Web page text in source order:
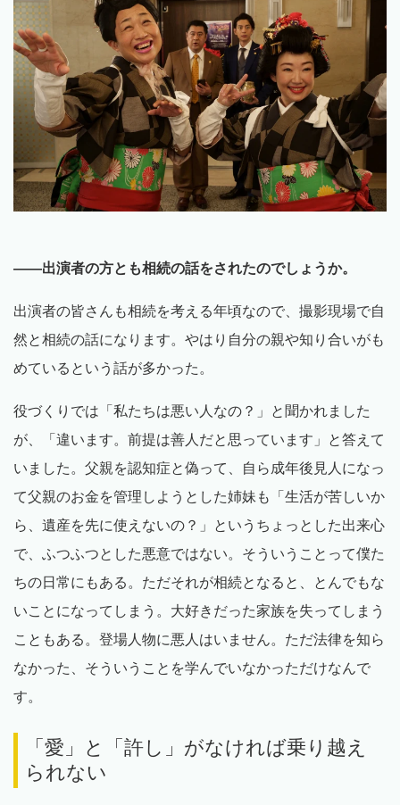
——出演者の方とも相続の話をされたのでしょうか。
出演者の皆さんも相続を考える年頃なので、撮影現場で自
然と相続の話になります。やはり自分の親や知り合いがも
めているという話が多かった。
役づくりでは「私たちは悪い人なの？」と聞かれました
が、「違います。前提は善人だと思っています」と答えて
いました。父親を認知症と偽って、自ら成年後見人になっ
て父親のお金を管理しようとした姉妹も「生活が苦しいか
ら、遺産を先に使えないの？」というちょっとした出来心
で、ふつふつとした悪意ではない。そういうことって僕た
ちの日常にもある。ただそれが相続となると、とんでもな
いことになってしまう。大好きだった家族を失ってしまう
こともある。登場人物に悪人はいません。ただ法律を知ら
なかった、そういうことを学んでいなかっただけなんで
す。
「愛」と「許し」がなければ乗り越え
られない